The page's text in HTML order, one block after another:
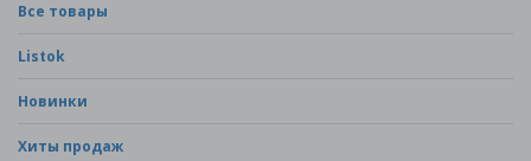
Все товары
Listok
Новинки
Хиты продаж